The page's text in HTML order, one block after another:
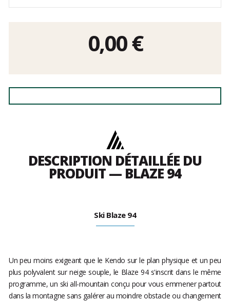
0,00€
DESCRIPTION DÉTAILLÉE DU
PRODUIT — BLAZE 94
Ski Blaze 94
Un peu moins exigeant que le Kendo sur le plan physique et un peu
plus polyvalent sur neige souple, le Blaze 94 s'inscrit dans le même
programme, un ski all-mountain conçu pour vous emmener partout
dans la montagne sans galérer au moindre obstacle ou changement